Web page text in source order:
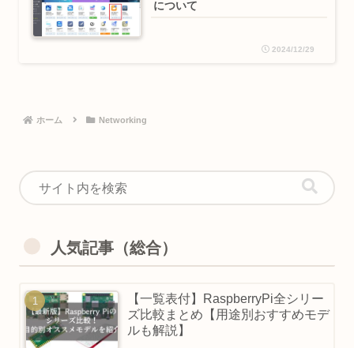
について
2024/12/29
ホーム Networking
人気記事（総合）
【一覧表付】RaspberryPi全シリー
ズ比較まとめ【用途別おすすめモデ
ルも解説】